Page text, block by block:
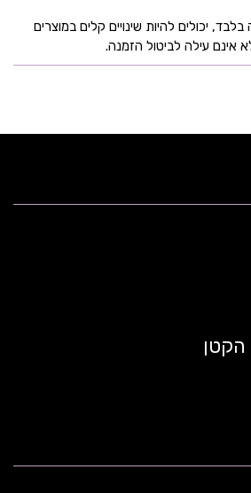
יכולים להיות שינויים קלים במוצרים
אינם עילה לביטול הזמנה.
הקטן